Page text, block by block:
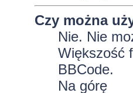
Czy można
Nie. Nie
Większość
BBCode.
Na górę